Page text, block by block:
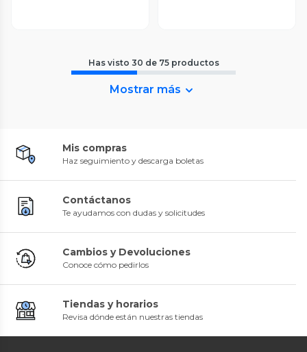
Has visto 30 de 75 productos
Mostrar más
Mis compras
Haz seguimiento y descarga boletas
Contáctanos
Te ayudamos con dudas y solicitudes
Cambios y Devoluciones
Conoce cómo pedirlos
Tiendas y horarios
Revisa dónde están nuestras tiendas